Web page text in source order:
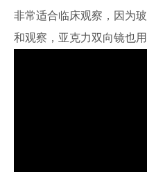
非常适合临床观察，因为
和观察，亚克力双向镜也